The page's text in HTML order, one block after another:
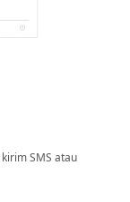
SMS atau